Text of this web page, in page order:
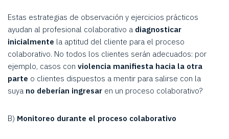
Estas estrategias de observación y ejercicios prácticos
ayudan al profesional colaborativo a diagnosticar
inicialmente la aptitud del cliente para el proceso
colaborativo. No todos los clientes serán adecuados: por
ejemplo, casos con violencia manifiesta hacia la otra
parte o clientes dispuestos a mentir para salirse con la
suya no deberían ingresar en un proceso colaborativo?
B) Monitoreo durante el proceso colaborativo